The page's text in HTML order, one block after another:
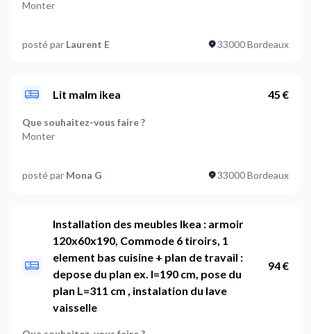
Monter
Meuble à chaussures modèle SEDORA de chez Box and
Quels types de meubles sont concernés ?
Mobilier de jardin: 1,Autre: 1
Les meubles ont-ils besoin d'être fixés au mur ?
Où en êtes-vous dans votre projet ?
posté par Laurent E 33000 Bordeaux
Lit malm ikea 45 €
Que souhaitez-vous faire ?
Monter
Malm ikea
Les meubles ont-ils besoin d'être fixés au mur ?
Non
Où en êtes-vous dans votre projet ?
Je suis prêt à démarrer
Plus d’infos...
posté par Mona G 33000 Bordeaux
Installation des meubles Ikea : armoir
120x60x190, Commode 6 tiroirs, 1
element bas cuisine + plan de travail :
depose du plan ex. l=190 cm, pose du
plan L=311 cm , instalation du lave
vaisselle
94 €